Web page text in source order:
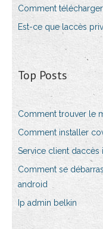
Comment
Est-ce que laccès
Top Posts
Comment trouver le
Comment installer
Service client daccès
Comment se
android
Ip admin belkin